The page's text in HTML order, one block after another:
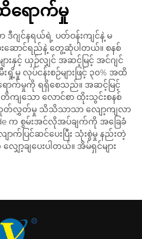
ရောက်မှု
ဂျင်နရယ်ရဲ့ ပတ်ဝန်းကျင်နဲ့ မ
ောင်ရည်နဲ့ တွေ့ဆုံပါတယ်။ စနစ်
းနှင့် ယှဉ်လျှင် အဆင့်မြင့် အင်ဂျင်
ရှို့မှု လုပ်ငန်းစဉ်များဖြင့် ၃၀% အထိ
ာက်မှုကို ရရှိစေသည်။ အဆင့်မြင့်
ကျသော လောင်စာ ထိုးသွင်းစနစ်
ေ့ထုတ်လွှတ်မှု သိသိသာသာ လျော့ကျလာ
က စွမ်းအင်လိုအပ်ချက်ကို အခြေခံ
က်ပြင်ဆင်ပေးပြီး သုံးစွဲမှု နည်းတဲ့
ာ့ချပေးပါတယ်။ အိမ်ရှင်များ